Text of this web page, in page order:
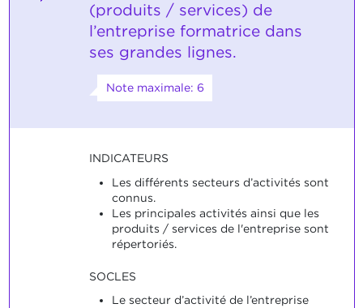
(produits / services) de
l’entreprise formatrice dans
ses grandes lignes.
Note maximale: 6
INDICATEURS
Les différents secteurs d’activités sont
connus.
Les principales activités ainsi que les
produits / services de l'entreprise sont
répertoriés.
SOCLES
Le secteur d’activité de l’entreprise